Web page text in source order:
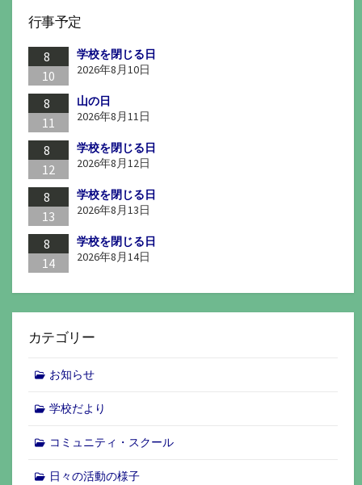
ー
送
り
行事予定
8
10
学校を閉じる日
2026年8月10日
8
11
山の日
2026年8月11日
8
12
学校を閉じる日
2026年8月12日
8
13
学校を閉じる日
2026年8月13日
8
14
学校を閉じる日
2026年8月14日
カテゴリー
お知らせ
学校だより
コミュニティ・スクール
日々の活動の様子